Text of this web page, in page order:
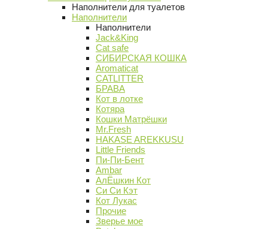
Наполнители для туалетов
Наполнители
Наполнители
Jack&King
Cat safe
СИБИРСКАЯ КОШКА
Aromaticat
CATLITTER
БРАВА
Кот в лотке
Котяра
Кошки Матрёшки
Mr.Fresh
HAKASE AREKKUSU
Little Friends
Пи-Пи-Бент
Ambar
АлЁшкин Кот
Си Си Кэт
Кот Лукас
Прочие
Зверье мое